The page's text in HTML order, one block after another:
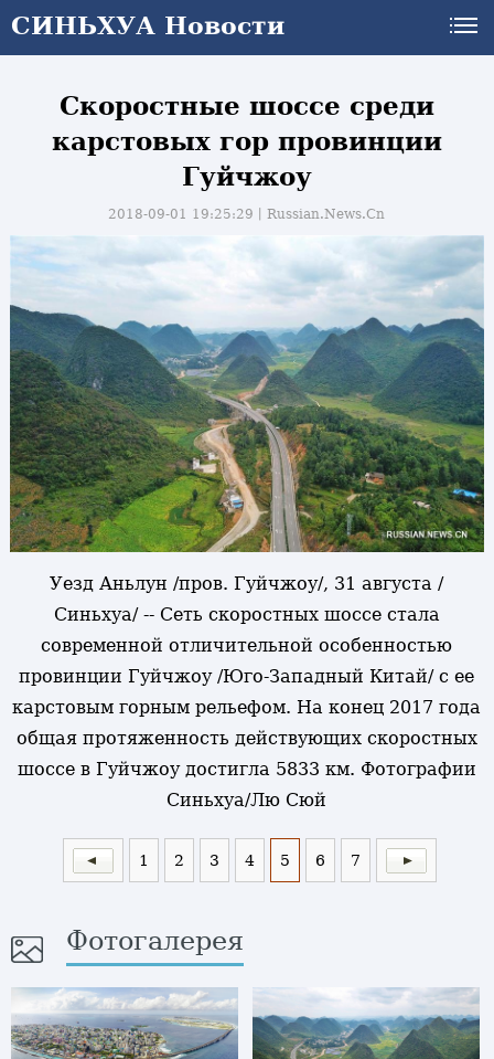
СИНЬХУА Новости
Скоростные шоссе среди
карстовых гор провинции
Гуйчжоу
2018-09-01 19:25:29丨Russian.News.Cn
Уезд Аньлун /пров. Гуйчжоу/, 31 августа /
Синьхуа/ -- Сеть скоростных шоссе стала
современной отличительной особенностью
провинции Гуйчжоу /Юго-Западный Китай/ с ее
карстовым горным рельефом. На конец 2017 года
общая протяженность действующих скоростных
шоссе в Гуйчжоу достигла 5833 км. Фотографии
Синьхуа/Лю Сюй
1 2 3 4 5 6 7
Фотогалерея